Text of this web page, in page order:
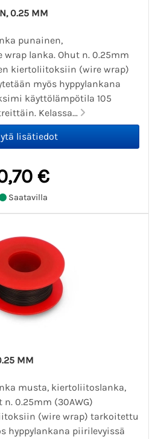
0.25 MM
punainen,
lanka. Ohut n. 0.25mm
kiertoliitoksiin (wire wrap)
myös hyppylankana
käyttölämpötila 105
Kelassa...
€
Saatavilla
MM
musta, kiertoliitoslanka,
0.25mm (30AWG)
(wire wrap) tarkoitettu
hyppylankana piirilevyissä